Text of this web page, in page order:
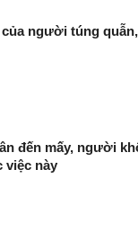
người túng
đến mấy, người
việc này